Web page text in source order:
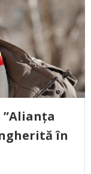
”Alianța
în